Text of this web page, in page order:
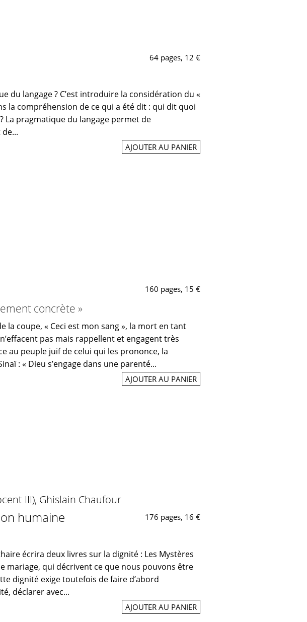
64 pages, 12 €
du langage ? C’est introduire la considération du «
la compréhension de ce qui a été dit : qui dit quoi
La pragmatique du langage permet de
AJOUTER AU PANIER
160 pages, 15 €
concrète »
la coupe, « Ceci est mon sang », la mort en tant
pas mais rappellent et engagent très
au peuple juif de celui qui les prononce, la
: « Dieu s’engage dans une parenté...
AJOUTER AU PANIER
III), Ghislain Chaufour
humaine 176 pages, 16 €
écrira deux livres sur la dignité : Les Mystères
mariage, qui décrivent ce que nous pouvons être
dignité exige toutefois de faire d’abord
déclarer avec...
AJOUTER AU PANIER